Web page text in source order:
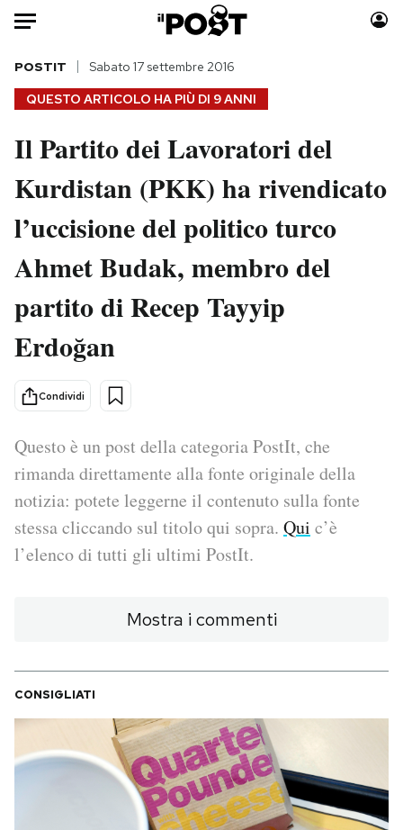
Auto
HOME
Italia
Politica
Tecnologia
Scienza
Cultura
Sport
Moda
Consumismi
Storie/Idee
Media
Europa
PODCAST
NEWSLETTER
I MIEI PREFERITI
CALENDARIO
AREA PERSONALE
Area Personale
Notifiche mobile
QUESTO ARTICOLO HA PIÙ DI 9 ANNI
POSTIT Sabato 17 settembre 2016
Il Partito dei Lavoratori del
Kurdistan (PKK) ha rivendicato
l’uccisione del politico turco
Ahmet Budak, membro del
partito di Recep Tayyip
Erdoğan
Condividi
Questo è un post della categoria PostIt, che
rimanda direttamente alla fonte originale della
notizia: potete leggerne il contenuto sulla fonte
stessa cliccando sul titolo qui sopra. Qui c’è
l’elenco di tutti gli ultimi PostIt.
Mostra i commenti
CONSIGLIATI